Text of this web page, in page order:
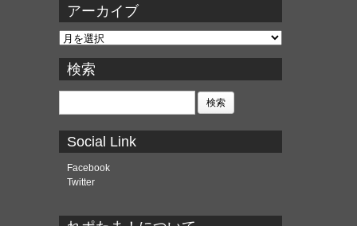
アーカイブ
ア
カ
イ
ブ
検索
検
Social Link
Facebook
Twitter